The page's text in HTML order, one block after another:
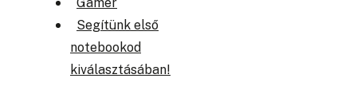
Segítünk első
notebookod
kiválasztásában!